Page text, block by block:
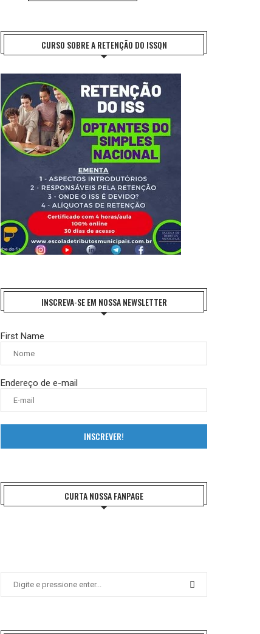
CURSO SOBRE A RETENÇÃO DO ISSQN
INSCREVA-SE EM NOSSA NEWSLETTER
First Name
Endereço de e-mail
INSCREVER!
CURTA NOSSA FANPAGE